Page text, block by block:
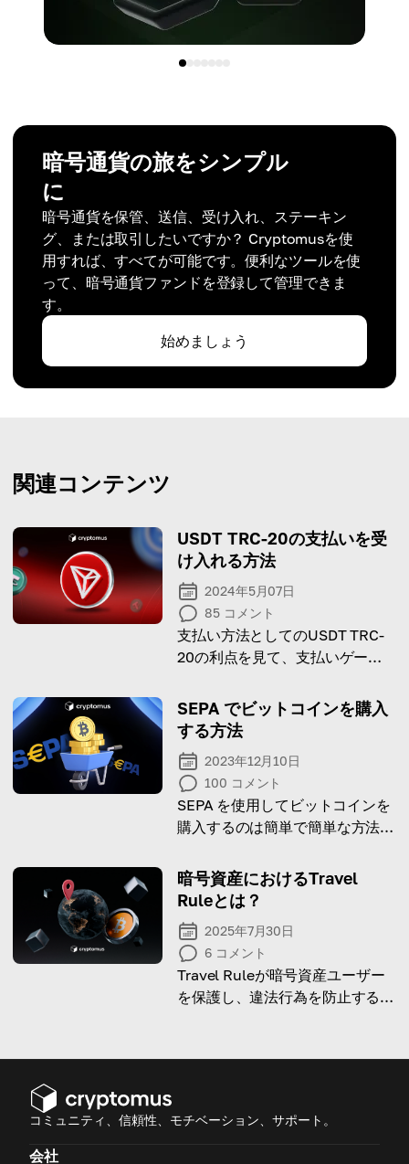
暗号通貨の旅をシンプル
に
暗号通貨を保管、送信、受け入れ、ステーキン
グ、または取引したいですか？ Cryptomusを使
用すれば、すべてが可能です。便利なツールを使
って、暗号通貨ファンドを登録して管理できま
す。
始めましょう
関連コンテンツ
USDT TRC-20の支払いを受
け入れる方法
2024年5月07日
85 コメント
支払い方法としてのUSDT TRC-
20の利点を見て、支払いゲート
学びましょう！
SEPA でビットコインを購入
する方法
2023年12月10日
100 コメント
SEPA を使用してビットコインを
購入するのは簡単で簡単な方法に
暗号資産におけるTravel
Ruleとは？
2025年7月30日
6 コメント
Travel Ruleが暗号資産ユーザー
を保護し、違法行為を防止する上
コミュニティ、信頼性、モチベーション、サポート。
会社